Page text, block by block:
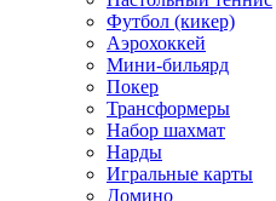
Футбол (кикер)
Аэрохоккей
Мини-бильярд
Покер
Трансформеры
Набор шахмат
Нарды
Игральные карты
Домино